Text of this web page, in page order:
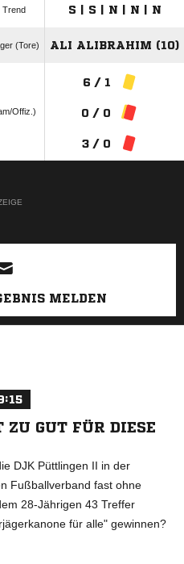
Trend S | S | N | N | N
(Tore) ALI ALIBRAHIM (10)
Offiz.)
6 / 1
0 / 0
3 / 0
MELDEN
GUT FÜR DIESE K
DJK Püttlingen II in der
Fußballverband fast ohne
28-Jährigen 43 Treffer
für alle" gewinnen?